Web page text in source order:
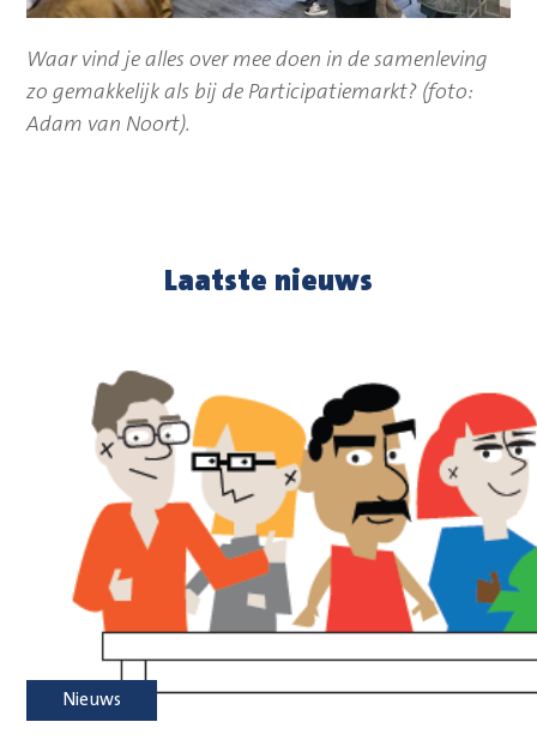
Waar vind je alles over mee doen in de samenleving
zo gemakkelijk als bij de Participatiemarkt? (foto:
Adam van Noort).
Laatste nieuws
Nieuws